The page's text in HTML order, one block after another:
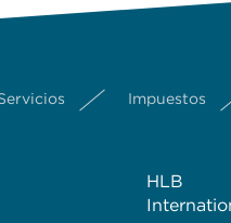
Impuestos
HLB